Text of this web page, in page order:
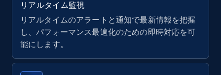
35.2K+ 5.7K+
URL, Product name, Product rating, Product
リアルタイム監視
リアルタイムのアラートと通知で最新情報を把握
し、パフォーマンス最適化のための即時対応を可
能にします。